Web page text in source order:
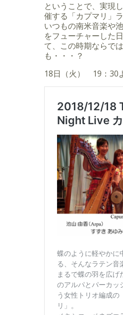
ということで、実現
催する「カプマリ」ラ
いつもの南米音楽や
をフューチャーした
て、この時期ならで
も・・・？
18日（火） 19：30